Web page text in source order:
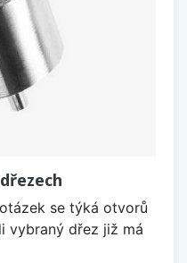
se týká otvorů
vybraný dřez již má